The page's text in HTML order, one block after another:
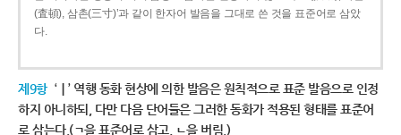
(査頓), 삼촌(三寸)’과 같이 한자어 발음을 그대로 쓴 것을 표준어로 삼았
다.
제9항 ‘ㅣ’ 역행 동화 현상에 의한 발음은 원칙적으로 표준 발음으로 인정
하지 아니하되, 다만 다음 단어들은 그러한 동화가 적용된 형태를 표준어
로 삼는다.(ㄱ을 표준어로 삼고, ㄴ을 버림.)